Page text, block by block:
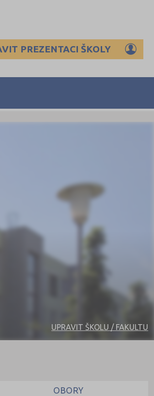
PREZENTACI ŠKOLY
UPRAVIT ŠKOLU / FAKULTU
OBORY